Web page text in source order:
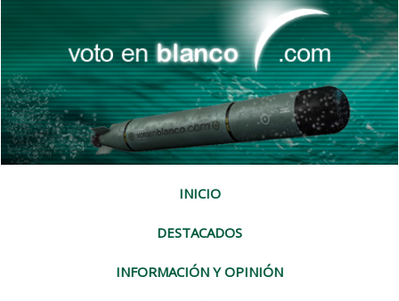
INICIO
DESTACADOS
INFORMACIÓN Y OPINIÓN